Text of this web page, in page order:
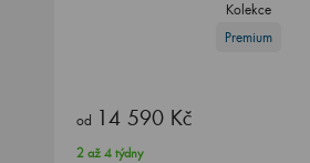
Kolekce
Premium
od 14 590 Kč
2 až 4 týdny